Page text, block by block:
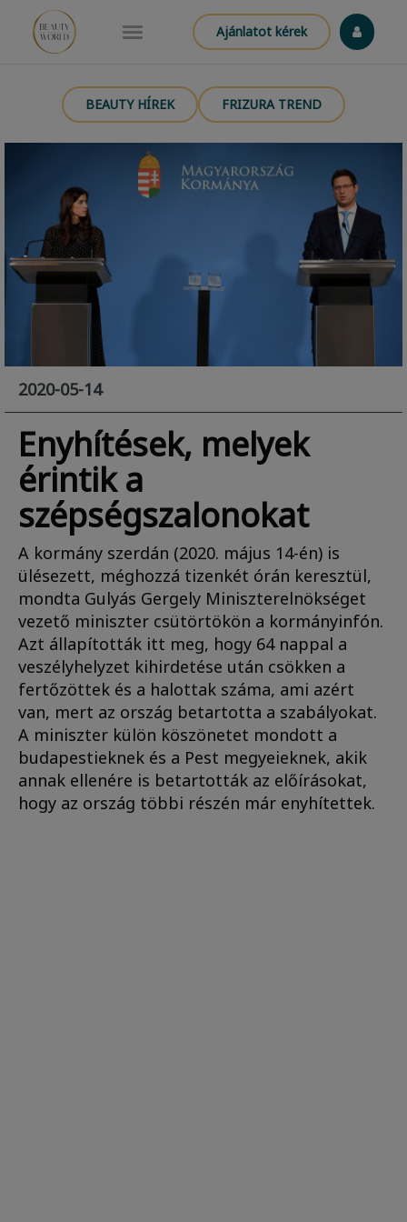
Ajánlatot kérek
BEAUTY HÍREK FRIZURA TREND
2020-05-14
Enyhítések, melyek
érintik a
szépségszalonokat
A kormány szerdán (2020. május 14-én) is
ülésezett, méghozzá tizenkét órán keresztül,
mondta Gulyás Gergely Miniszterelnökséget
vezető miniszter csütörtökön a kormányinfón.
Azt állapították itt meg, hogy 64 nappal a
veszélyhelyzet kihirdetése után csökken a
fertőzöttek és a halottak száma, ami azért
van, mert az ország betartotta a szabályokat.
A miniszter külön köszönetet mondott a
budapestieknek és a Pest megyeieknek, akik
annak ellenére is betartották az előírásokat,
hogy az ország többi részén már enyhítettek.